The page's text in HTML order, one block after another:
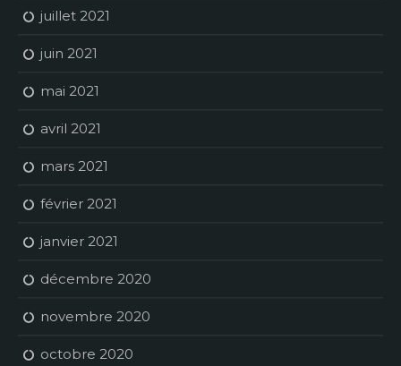
juillet 2021
juin 2021
mai 2021
avril 2021
mars 2021
février 2021
janvier 2021
décembre 2020
novembre 2020
octobre 2020